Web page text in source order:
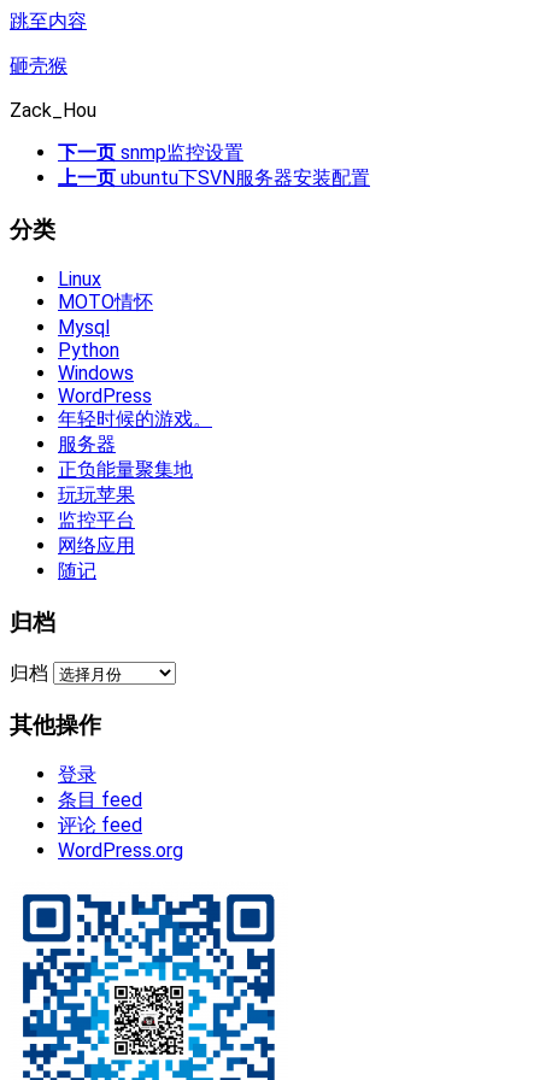
跳至内容
砸壳猴
Zack_Hou
下一页 snmp监控设置
上一页 ubuntu下SVN服务器安装配置
分类
Linux
MOTO情怀
Mysql
Python
Windows
WordPress
年轻时候的游戏。
服务器
正负能量聚集地
玩玩苹果
监控平台
网络应用
随记
归档
归档
其他操作
登录
条目 feed
评论 feed
WordPress.org